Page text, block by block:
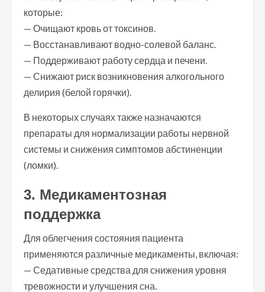
которые:
— Очищают кровь от токсинов.
— Восстанавливают водно-солевой баланс.
— Поддерживают работу сердца и печени.
— Снижают риск возникновения алкогольного
делирия (белой горячки).
В некоторых случаях также назначаются
препараты для нормализации работы нервной
системы и снижения симптомов абстиненции
(ломки).
3. Медикаментозная
поддержка
Для облегчения состояния пациента
применяются различные медикаменты, включая:
— Седативные средства для снижения уровня
тревожности и улучшения сна.